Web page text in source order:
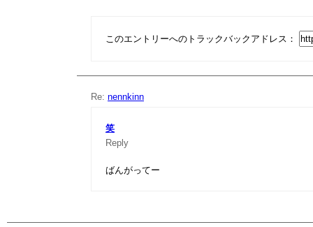
このエントリーへのトラックバックアドレス：
Re: nennkinn
笑
Reply
ばんがってー